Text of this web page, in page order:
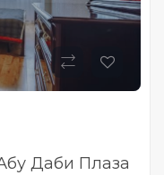
Даби Плаза